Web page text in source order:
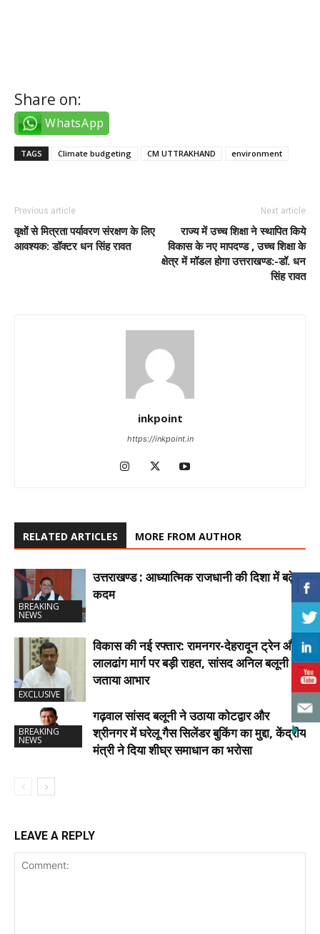
Share on:
WhatsApp
TAGS Climate budgeting CM UTTRAKHAND environment
Previous article
वृक्षों से मित्रता पर्यावरण संरक्षण के लिए
आवश्यक: डॉक्टर धन सिंह रावत
Next article
राज्य में उच्च शिक्षा ने स्थापित किये
विकास के नए मापदण्ड , उच्च शिक्षा के
क्षेत्र में मॉडल होगा उत्तराखण्ड:-डॉ. धन
सिंह रावत
inkpoint
https://inkpoint.in
RELATED ARTICLES MORE FROM AUTHOR
BREAKING
NEWS
उत्तराखण्ड : आध्यात्मिक राजधानी की दिशा में बढ़े
कदम
EXCLUSIVE
विकास की नई रफ्तार: रामनगर-देहरादून ट्रेन और
लालढांग मार्ग पर बड़ी राहत, सांसद अनिल बलूनी ने
जताया आभार
BREAKING
NEWS
गढ़वाल सांसद बलूनी ने उठाया कोटद्वार और
श्रीनगर में घरेलू गैस सिलेंडर बुकिंग का मुद्दा, केंद्रीय
मंत्री ने दिया शीघ्र समाधान का भरोसा
LEAVE A REPLY